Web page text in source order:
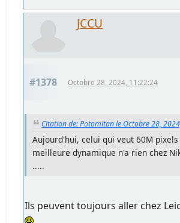
JCCU
#1378 Octobre 28, 2024, 11:22:24
Citation de: Potomitan le Octobre 28,
Aujourd'hui, celui qui veut 60M
meilleure dynamique n'a rien chez
.....
Ils peuvent toujours aller chez